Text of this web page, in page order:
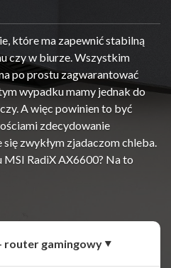
które ma zapewnić stabilną
czy w biurze. Wszystkim
po prostu zagwarantować
wypadku mamy jednak do
A więc powinien to być
zdecydowanie
zwykłym zjadaczom chleba.
RadiX AX6600? Na to
router gamingowy